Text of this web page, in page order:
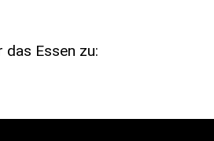
das Essen zu: